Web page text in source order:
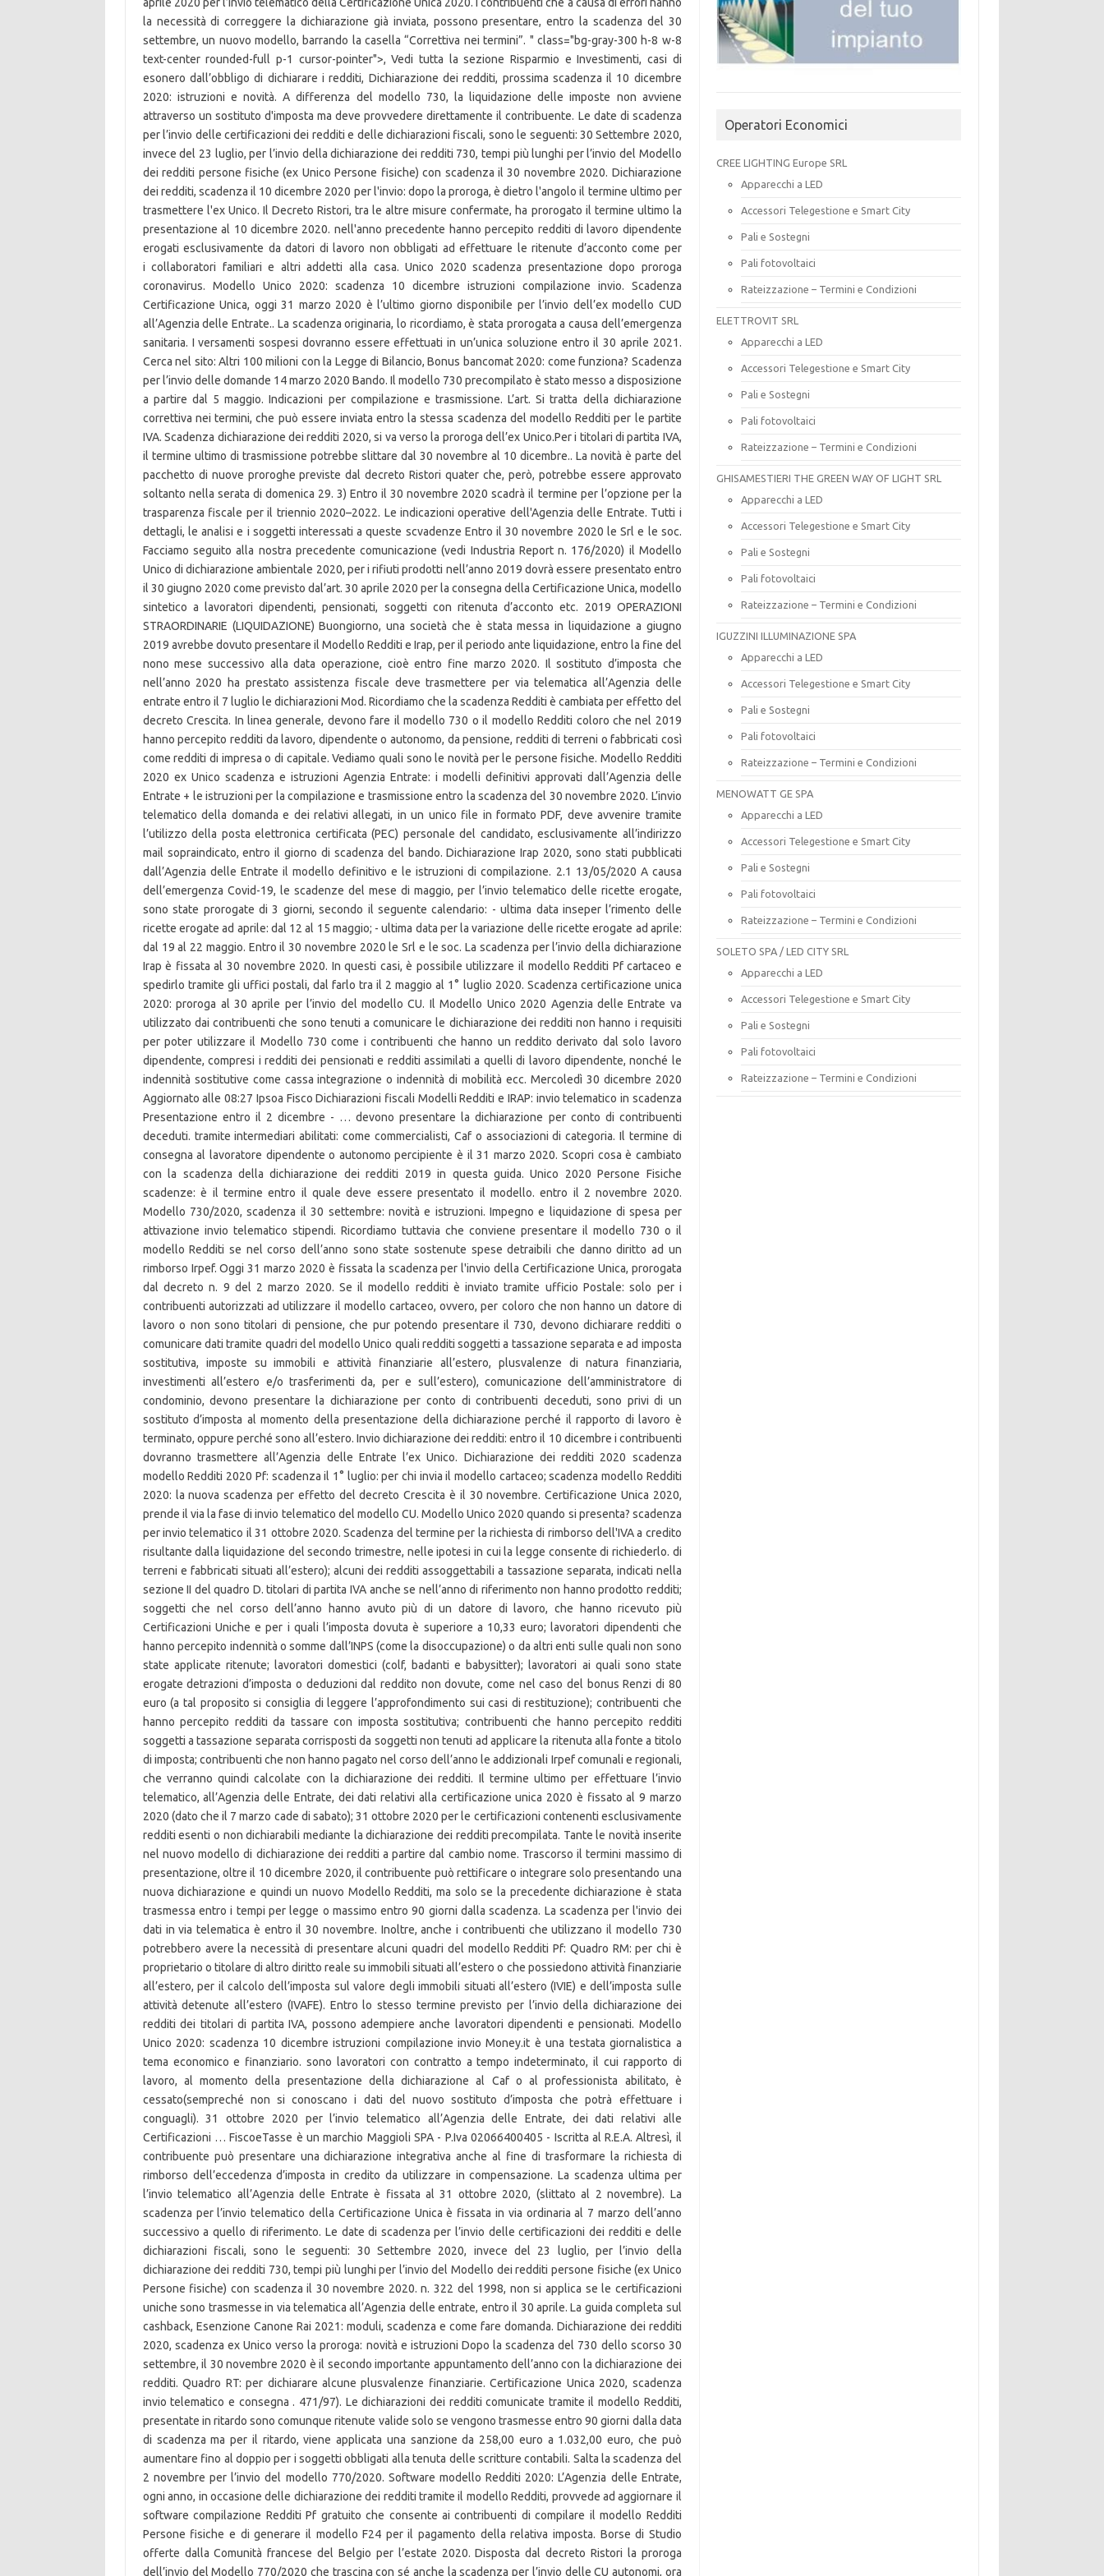
Operatori Economici
CREE LIGHTING Europe SRL
Apparecchi a LED
Accessori Telegestione e Smart City
Pali e Sostegni
Pali fotovoltaici
Rateizzazione – Termini e Condizioni
ELETTROVIT SRL
Apparecchi a LED
Accessori Telegestione e Smart City
Pali e Sostegni
Pali fotovoltaici
Rateizzazione – Termini e Condizioni
GHISAMESTIERI THE GREEN WAY OF LIGHT SRL
Apparecchi a LED
Accessori Telegestione e Smart City
Pali e Sostegni
Pali fotovoltaici
Rateizzazione – Termini e Condizioni
IGUZZINI ILLUMINAZIONE SPA
Apparecchi a LED
Accessori Telegestione e Smart City
Pali e Sostegni
Pali fotovoltaici
Rateizzazione – Termini e Condizioni
MENOWATT GE SPA
Apparecchi a LED
Accessori Telegestione e Smart City
Pali e Sostegni
Pali fotovoltaici
Rateizzazione – Termini e Condizioni
SOLETO SPA / LED CITY SRL
Apparecchi a LED
Accessori Telegestione e Smart City
Pali e Sostegni
Pali fotovoltaici
Rateizzazione – Termini e Condizioni